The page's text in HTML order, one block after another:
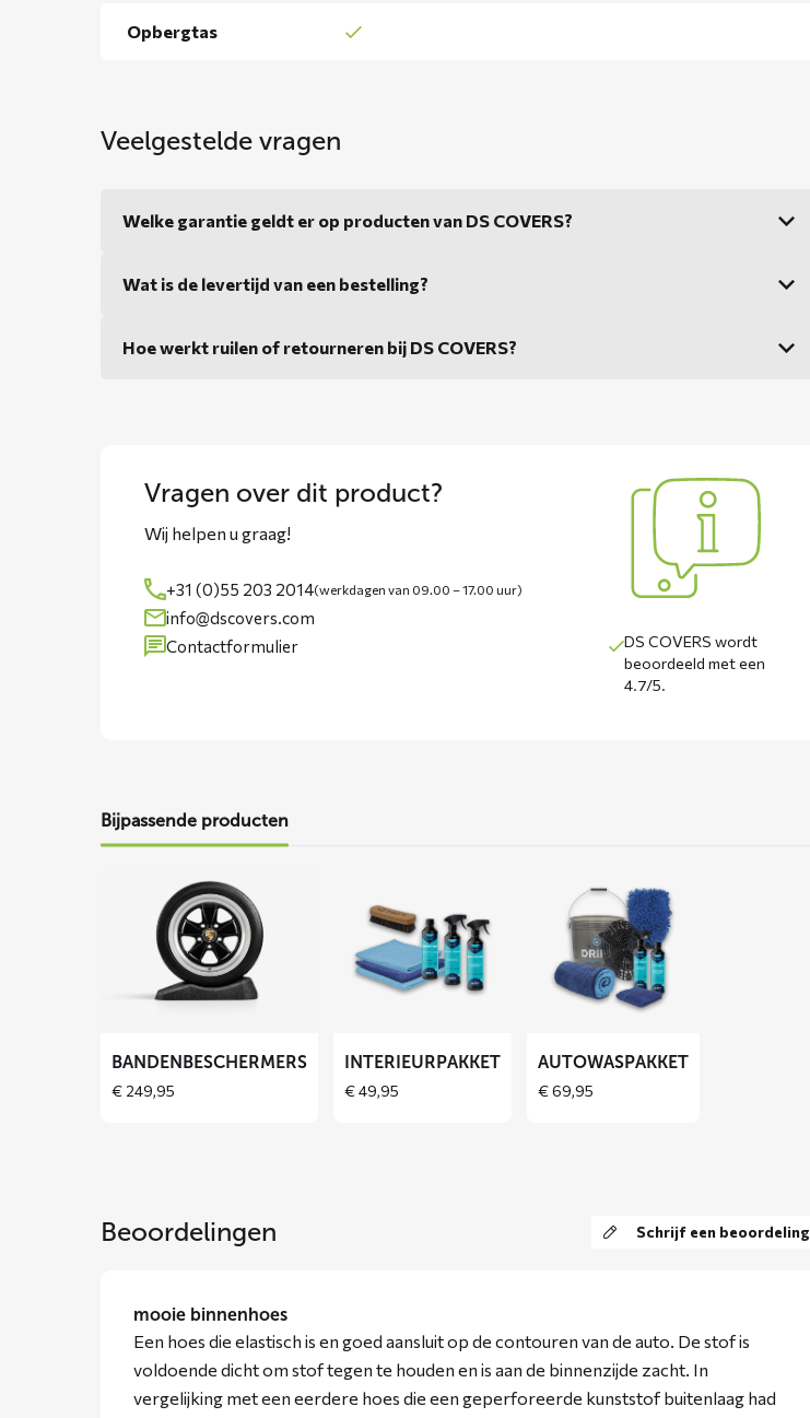
Opbergtas
Veelgestelde vragen
Welke garantie geldt er op producten van DS COVERS?
Wat is de levertijd van een bestelling?
Hoe werkt ruilen of retourneren bij DS COVERS?
Vragen over dit product?
Wij helpen u graag!
+31 (0)55 203 2014(werkdagen van 09.00 – 17.00 uur)
info@dscovers.com
Contactformulier
DS COVERS wordt
beoordeeld met een
4.7/5.
Bijpassende producten
Bandenbeschermers
BANDENBESCHERMERS
€ 249,95
meer
Interieurpakket
INTERIEURPAKKET
€49,95
Autowaspakket
AUTOWASPAKKET
€69,95
Beoordelingen Schrijf een beoordeling
mooie binnenhoes
Een hoes die elastisch is en goed aansluit op de contouren van de auto. De stof is
voldoende dicht om stof tegen te houden en is aan de binnenzijde zacht. In
vergelijking met een eerdere hoes die een geperforeerde kunststof buitenlaag had